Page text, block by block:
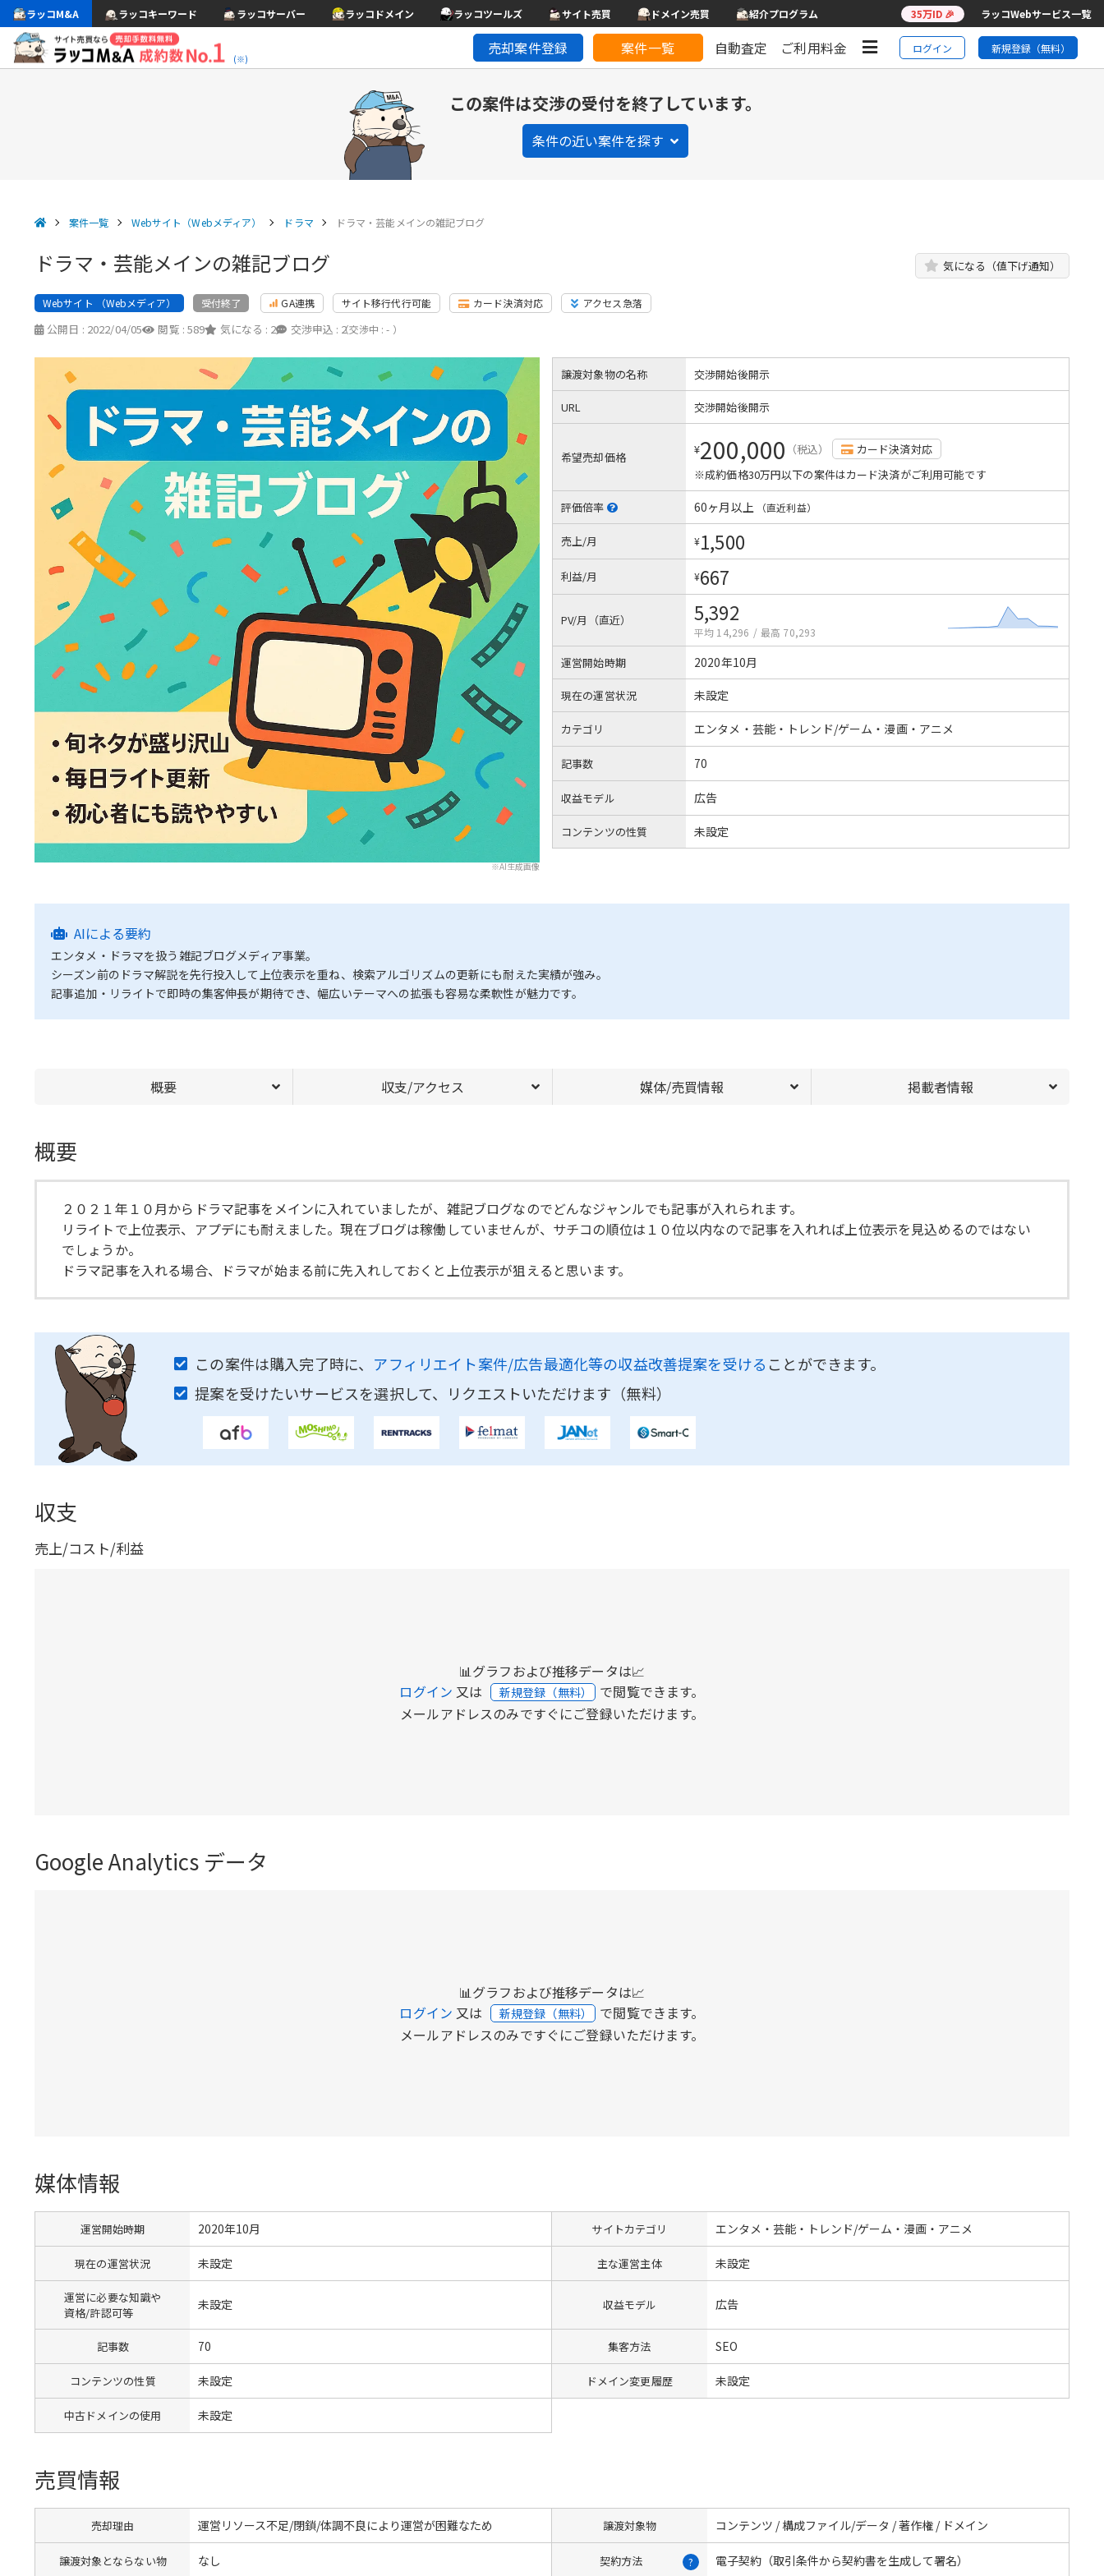
ラッコM&A ラッコキーワード ラッコサーバー ラッコドメイン ラッコツールズ サイト売買 ドメイン売買 紹介プログラム 35万ID 🎉 ラッコWebサービス一覧
(※)
売却案件登録 案件一覧 自動査定 ご利用料金 ログイン 新規登録（無料）
この案件は交渉の受付を終了しています。
条件の近い案件を探す
案件一覧 Webサイト（Webメディア） ドラマ ドラマ・芸能メインの雑記ブログ
ドラマ・芸能メインの雑記ブログ 気になる（値下げ通知）
Webサイト （Webメディア） 受付終了 GA連携 サイト移行代行可能 カード決済対応 アクセス急落
公開日 : 2022/04/05 閲覧 :589 気になる : 2 交渉申込 : 2
（交渉中 : - ）
※AI生成画像
譲渡対象物の名称 交渉開始後開示
URL 交渉開始後開示
希望売却価格 ¥200,000 （税込）
カード決済対応
※成約価格30万円以下の案件はカード決済がご利用可能です
評価倍率 60ヶ月以上 （直近利益）
売上/月 ¥1,500
利益/月 ¥667
PV/月（直近） 5,392
平均 14,296 / 最高 70,293
運営開始時期 2020年10月
現在の運営状況 未設定
カテゴリ エンタメ・芸能・トレンド/ゲーム・漫画・アニメ
記事数 70
収益モデル 広告
コンテンツの性質 未設定
AIによる要約
エンタメ・ドラマを扱う雑記ブログメディア事業。
シーズン前のドラマ解説を先行投入して上位表示を重ね、検索アルゴリズムの更新にも耐えた実績が強み。
記事追加・リライトで即時の集客伸長が期待でき、幅広いテーマへの拡張も容易な柔軟性が魅力です。
概要 収支/アクセス 媒体/売買情報 掲載者情報
概要
２０２１年１０月からドラマ記事をメインに入れていましたが、雑記ブログなのでどんなジャンルでも記事が入れられます。
リライトで上位表示、アプデにも耐えました。現在ブログは稼働していませんが、サチコの順位は１０位以内なので記事を入れれば上位表示を見込めるのではない
でしょうか。
ドラマ記事を入れる場合、ドラマが始まる前に先入れしておくと上位表示が狙えると思います。
この案件は購入完了時に、 アフィリエイト案件/広告最適化等の収益改善提案を受ける ことができます。
提案を受けたいサービスを選択して、リクエストいただけます（無料）
収支
売上/コスト/利益
📊グラフおよび推移データは📈
ログイン 又は 新規登録（無料） で閲覧できます。
メールアドレスのみですぐにご登録いただけます。
Google Analytics データ
📊グラフおよび推移データは📈
ログイン 又は 新規登録（無料） で閲覧できます。
メールアドレスのみですぐにご登録いただけます。
媒体情報
運営開始時期 2020年10月 サイトカテゴリ エンタメ・芸能・トレンド/ゲーム・漫画・アニメ
現在の運営状況 未設定 主な運営主体 未設定
運営に必要な知識や
資格/許認可等
未設定 収益モデル 広告
記事数 70 集客方法 SEO
コンテンツの性質 未設定 ドメイン変更履歴 未設定
中古ドメインの使用 未設定
売買情報
売却理由 運営リソース不足/閉鎖/体調不良により運営が困難なため 譲渡対象物 コンテンツ / 構成ファイル/データ / 著作権 / ドメイン
譲渡対象とならない物 なし 契約方法 ? 電子契約（取引条件から契約書を生成して署名）